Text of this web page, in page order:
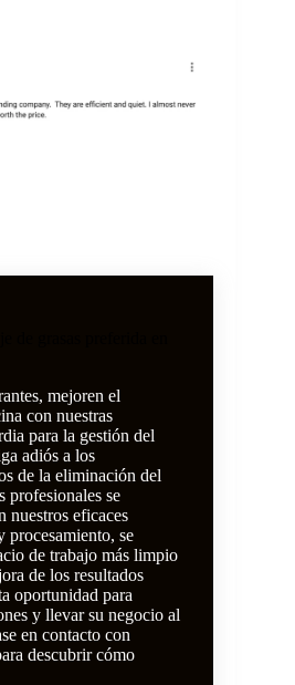
mejoren el
con nuestras
para la gestión del
adiós a los
de la eliminación del
profesionales se
nuestros eficaces
procesamiento, se
de trabajo más limpio
de los resultados
oportunidad para
y llevar su negocio al
en contacto con
descubrir cómo